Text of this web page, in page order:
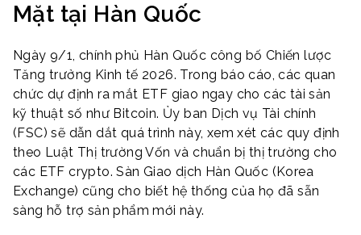
Mặt tại Hàn Quốc
Ngày 9/1, chính phủ Hàn Quốc công bố Chiến lược
Tăng trưởng Kinh tế 2026. Trong báo cáo, các quan
chức dự định ra mắt ETF giao ngay cho các tài sản
kỹ thuật số như Bitcoin. Ủy ban Dịch vụ Tài chính
(FSC) sẽ dẫn dắt quá trình này, xem xét các quy định
theo Luật Thị trường Vốn và chuẩn bị thị trường cho
các ETF crypto. Sàn Giao dịch Hàn Quốc (Korea
Exchange) cũng cho biết hệ thống của họ đã sẵn
sàng hỗ trợ sản phẩm mới này.